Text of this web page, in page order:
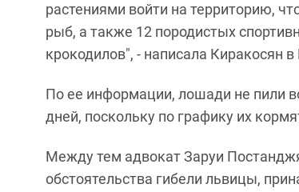
растениями войти на территорию,
рыб, а также 12 породистых
крокодилов", - написала Киракосян в
По ее информации, лошади не пили
дней, поскольку по графику их
Между тем адвокат Заруи
обстоятельства гибели львицы,